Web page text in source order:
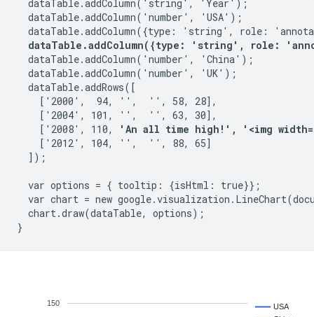
  dataTable.addColumn('string', 'Year');
  dataTable.addColumn('number', 'USA');
dataTable.addColumn({type: 'string', role:
dataTable.addColumn({type: 'string', role:
  dataTable.addColumn('number', 'China');
  dataTable.addColumn('number', 'UK');
  dataTable.addRows([
    ['2000',  94, '',  '', 58, 28],
    ['2004', 101, '',  '', 63, 30],
    ['2008', 110,
'An all time high!', '<img
    ['2012', 104, '',  '', 88, 65]
  ]);
  var options = { tooltip: {isHtml: true}};
var chart = new
  chart.draw(dataTable, options);